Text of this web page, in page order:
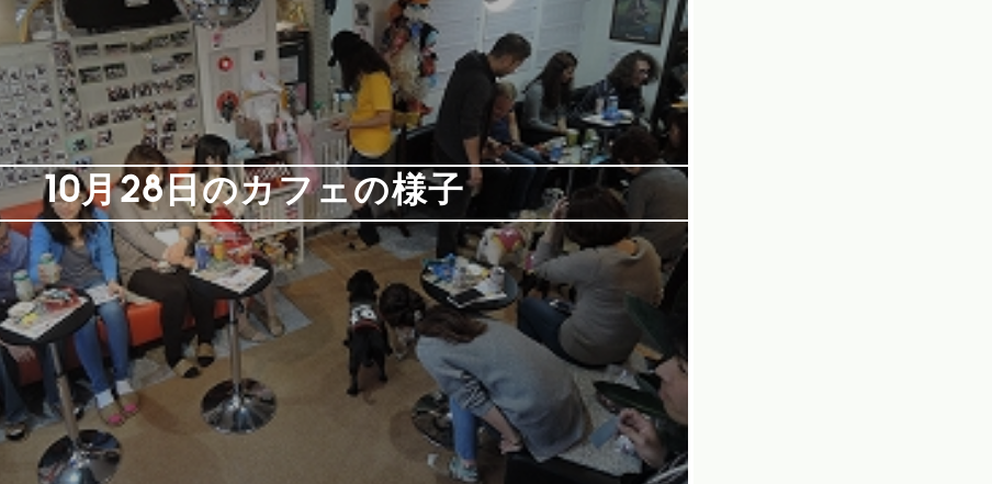
10月28日のカフェの様子